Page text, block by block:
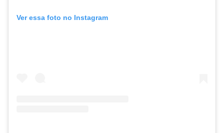
Ver essa foto no Instagram